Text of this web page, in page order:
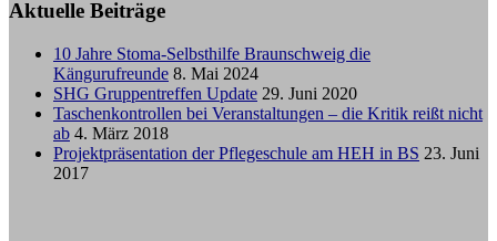
Aktuelle Beiträge
10 Jahre Stoma-Selbsthilfe Braunschweig die
Kängurufreunde 8. Mai 2024
SHG Gruppentreffen Update 29. Juni 2020
Taschenkontrollen bei Veranstaltungen – die Kritik reißt nicht
ab 4. März 2018
Projektpräsentation der Pflegeschule am HEH in BS 23. Juni
2017